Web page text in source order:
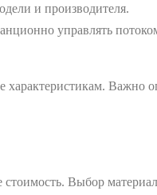
и производителя.
управлять
Важно
Выбор